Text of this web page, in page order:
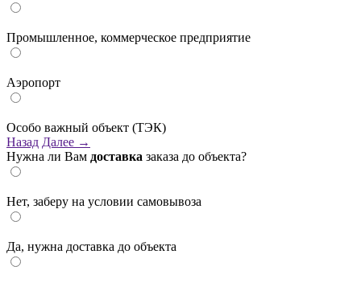
Промышленное, коммерческое предприятие
Аэропорт
Особо важный объект (ТЭК)
Назад Далее →
Нужна ли Вам доставка заказа до объекта?
Нет, заберу на условии самовывоза
Да, нужна доставка до объекта